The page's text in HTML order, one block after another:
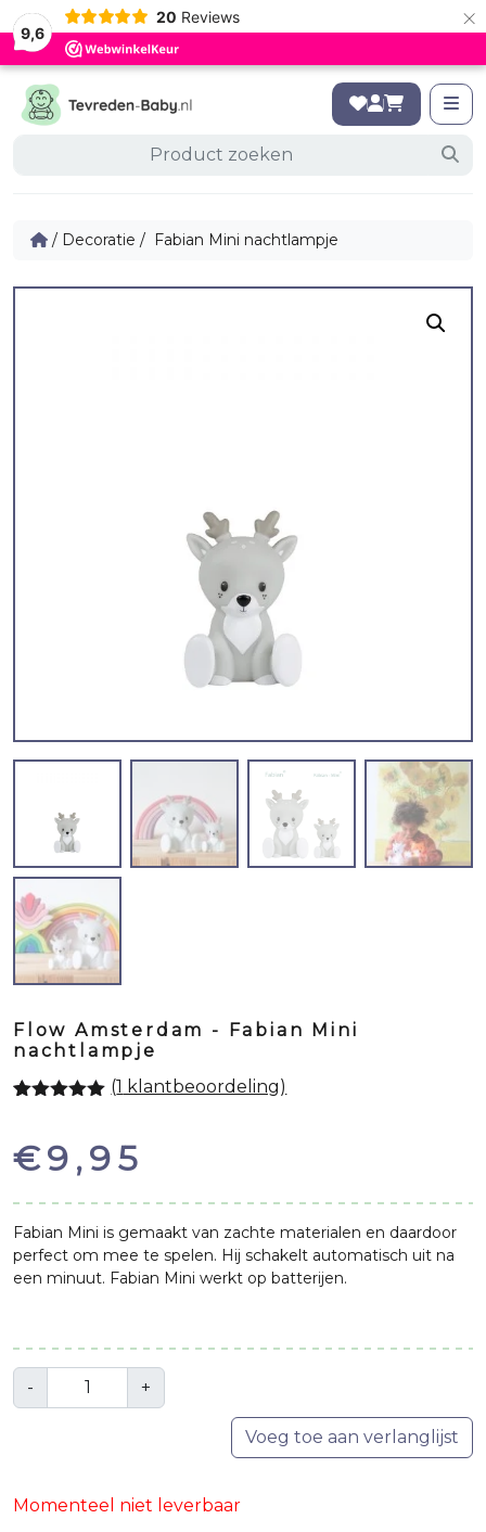
9,6
20 Reviews ×
/ Decoratie / Fabian Mini nachtlampje
Flow Amsterdam - Fabian Mini
nachtlampje
gebaseerd
op
(1 klantbeoordeling)
€9,95
Fabian Mini is gemaakt van zachte materialen en daardoor
perfect om mee te spelen. Hij schakelt automatisch uit na
een minuut. Fabian Mini werkt op batterijen.
- +
Voeg toe aan verlanglijst
Momenteel niet leverbaar